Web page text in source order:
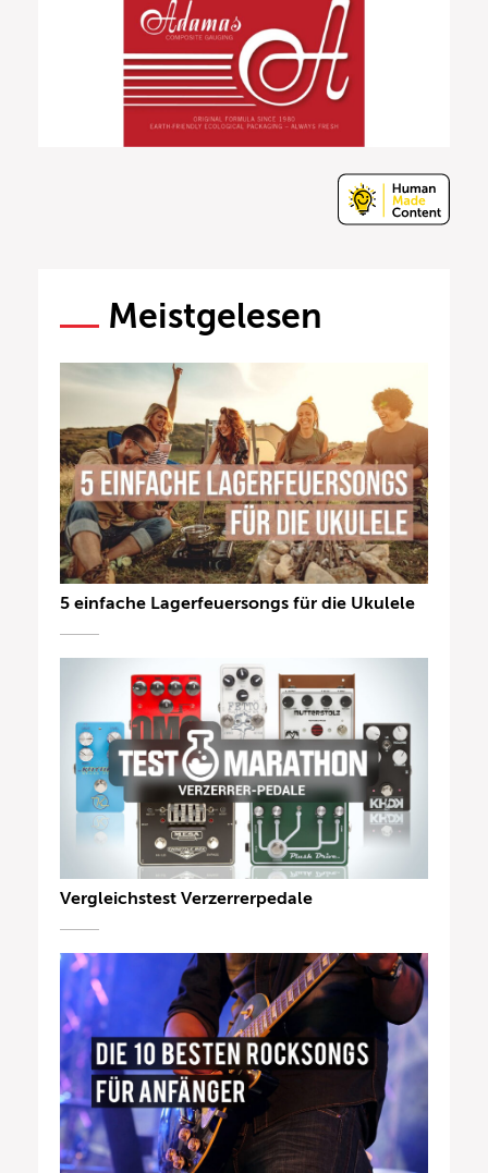
Meistgelesen
5 einfache Lagerfeuersongs für die Ukulele
Vergleichstest Verzerrerpedale